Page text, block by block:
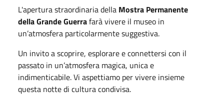
L'apertura straordinaria della Mostra Permanente
della Grande Guerrafarà vivere il museo in
un’atmosfera particolarmente suggestiva.
Un invito a scoprire, esplorare e connettersi con il
passato in un’atmosfera magica, unica e
indimenticabile. Vi aspettiamo per vivere insieme
questa notte di cultura condivisa.